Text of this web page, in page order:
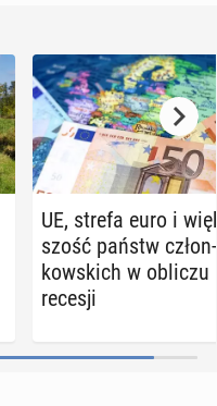
UE, strefa euro i
szość państw człon­
kow­skich w obliczu
recesji